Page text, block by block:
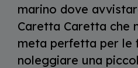
marino dove
Caretta Caretta che
meta perfetta per le
noleggiare una